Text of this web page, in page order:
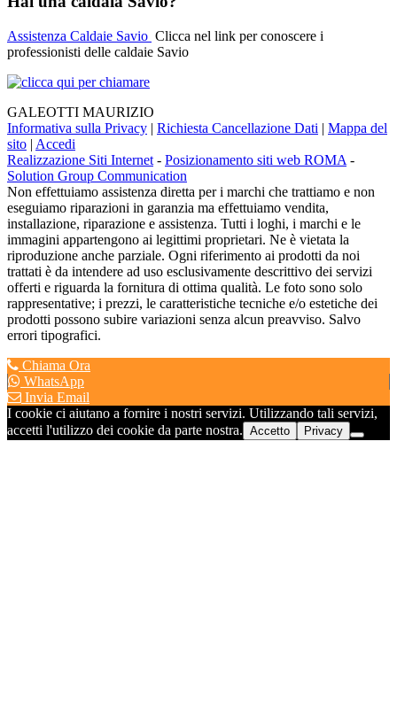
Assistenza Caldaie Savio Clicca nel link per conoscere i
professionisti delle caldaie Savio
GALEOTTI MAURIZIO
Informativa sulla Privacy | Richiesta Cancellazione Dati | Mappa del
sito | Accedi
Realizzazione Siti Internet - Posizionamento siti web ROMA -
Solution Group Communication
Non effettuiamo assistenza diretta per i marchi che trattiamo e non
eseguiamo riparazioni in garanzia ma effettuiamo vendita,
installazione, riparazione e assistenza. Tutti i loghi, i marchi e le
immagini appartengono ai legittimi proprietari. Ne è vietata la
riproduzione anche parziale. Ogni riferimento ai prodotti da noi
trattati è da intendere ad uso esclusivamente descrittivo dei servizi
offerti e riguarda la fornitura di ottima qualità. Le foto sono solo
rappresentative; i prezzi, le caratteristiche tecniche e/o estetiche dei
prodotti possono subire variazioni senza alcun preavviso. Salvo
errori tipografici.
Chiama Ora
WhatsApp
Invia Email
I cookie ci aiutano a fornire i nostri servizi. Utilizzando tali servizi,
accetti l'utilizzo dei cookie da parte nostra. Accetto Privacy